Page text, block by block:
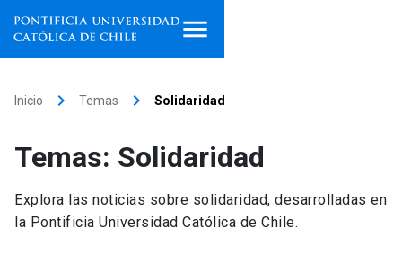
Facultades, escuelas e
institutos
Inicio keyboard_arrow_right Temas keyboard_arrow_right Solidaridad
Temas: Solidaridad
Explora las noticias sobre solidaridad, desarrolladas en
la Pontificia Universidad Católica de Chile.